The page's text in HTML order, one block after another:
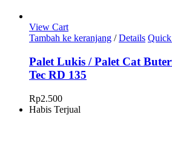
View Cart
Tambah ke keranjang / Details
Palet Lukis / Palet Cat
Tec RD 135
Rp2.500
Habis Terjual